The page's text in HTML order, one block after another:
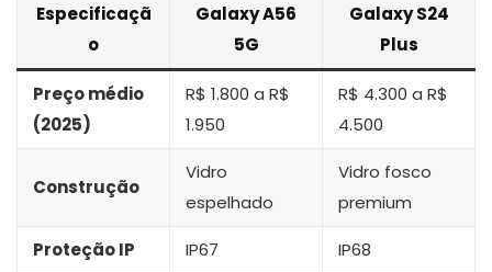
Especificaçã
o
Galaxy A56
5G
Galaxy S24
Plus
Preço médio
(2025)
R$ 1.800 a R$
1.950
R$ 4.300 a R$
4.500
Construção
Vidro
espelhado
Vidro fosco
premium
Proteção IP IP67 IP68